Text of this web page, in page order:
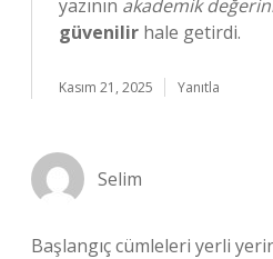
yazının akademik
güvenilir hale getirdi.
Kasım 21, 2025 Yanıtla
Selim
Başlangıç cümleleri yerli